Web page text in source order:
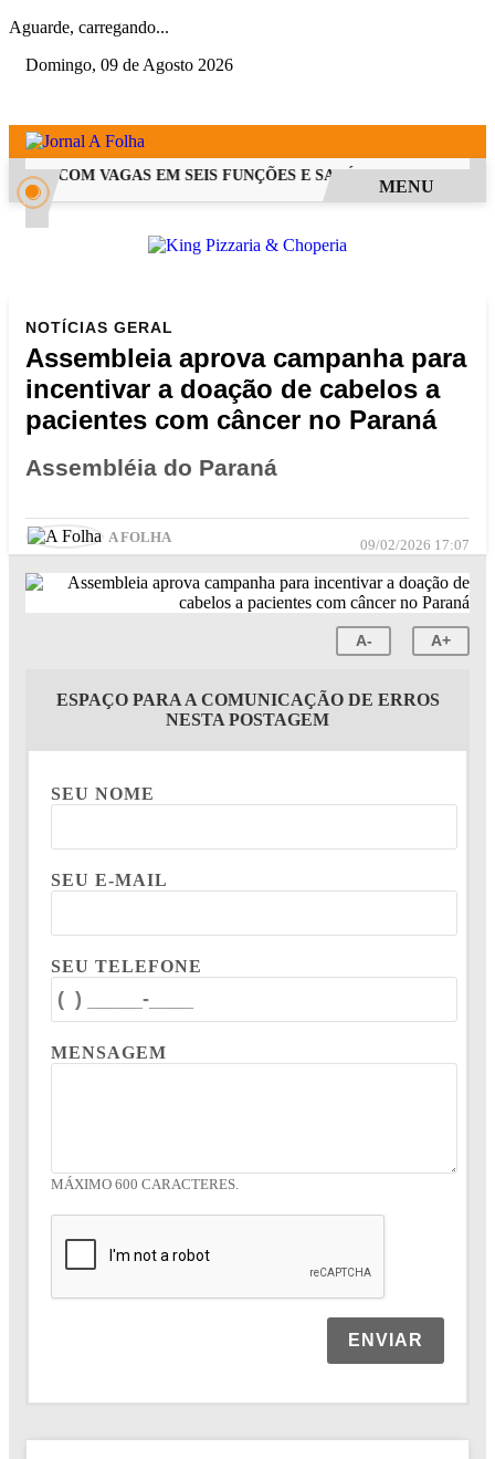
Aguarde, carregando...
Domingo, 09 de Agosto 2026
PSS COM VAGAS EM SEIS FUNÇÕES E SALÁRIOS QUE CHEGAM
MENU
NOTÍCIAS GERAL
Assembleia aprova campanha para
incentivar a doação de cabelos a
pacientes com câncer no Paraná
Assembléia do Paraná
A FOLHA 09/02/2026 17:07
A- A+
ESPAÇO PARA A COMUNICAÇÃO DE ERROS
NESTA POSTAGEM
SEU NOME
SEU E-MAIL
SEU TELEFONE
MENSAGEM
MÁXIMO 600 CARACTERES.
ENVIAR